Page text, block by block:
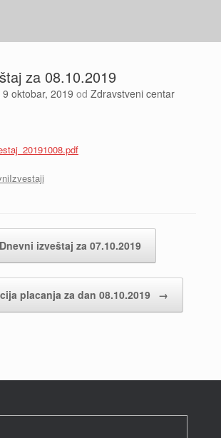
za 08.10.2019
9 oktobar, 2019 od Zdravstveni centar
Dnevni izveštaj za 07.10.2019
placanja za dan 08.10.2019 →